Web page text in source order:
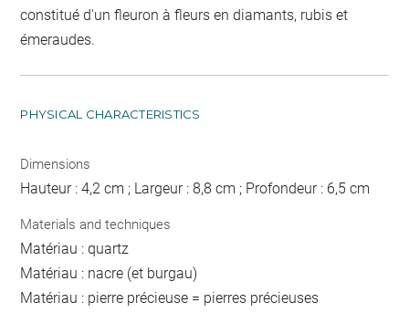
constitué d'un fleuron à fleurs en diamants, rubis et
émeraudes.
PHYSICAL CHARACTERISTICS
Dimensions
Hauteur : 4,2 cm ; Largeur : 8,8 cm ; Profondeur : 6,5 cm
Materials and techniques
Matériau : quartz
Matériau : nacre (et burgau)
Matériau : pierre précieuse = pierres précieuses